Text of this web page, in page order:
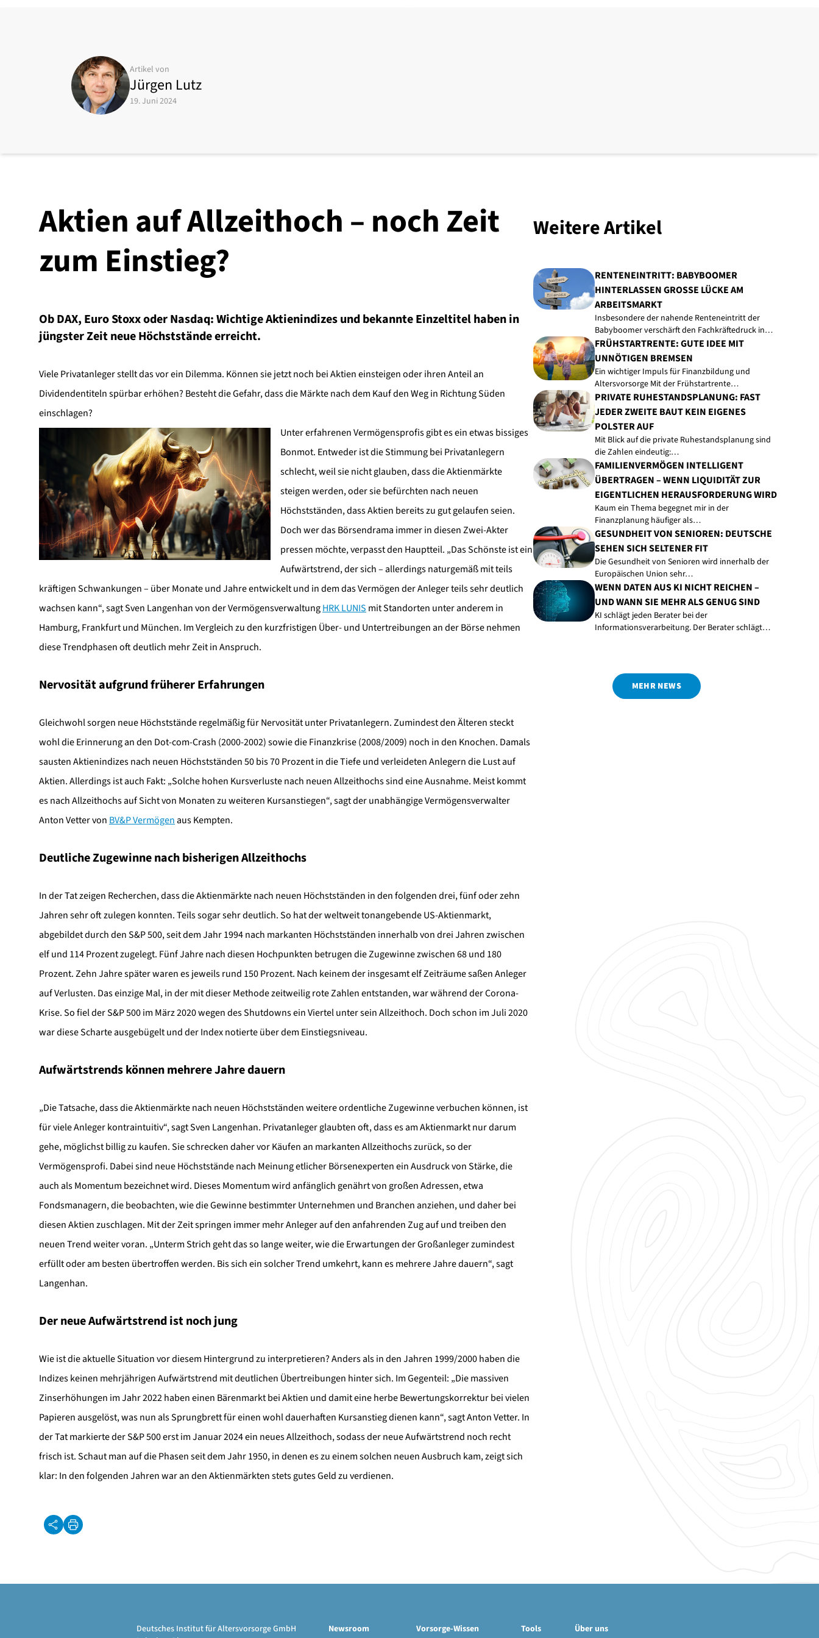
Artikel von
Jürgen Lutz
19. Juni 2024
Aktien auf Allzeithoch – noch Zeit
zum Einstieg?
Ob DAX, Euro Stoxx oder Nasdaq: Wichtige Aktienindizes und bekannte Einzeltitel haben in
jüngster Zeit neue Höchststände erreicht.
Viele Privatanleger stellt das vor ein Dilemma. Können sie jetzt noch bei Aktien einsteigen oder ihren Anteil an
Dividendentiteln spürbar erhöhen? Besteht die Gefahr, dass die Märkte nach dem Kauf den Weg in Richtung Süden
einschlagen?
Unter erfahrenen Vermögensprofis gibt es ein etwas bissiges
Bonmot. Entweder ist die Stimmung bei Privatanlegern
schlecht, weil sie nicht glauben, dass die Aktienmärkte
steigen werden, oder sie befürchten nach neuen
Höchstständen, dass Aktien bereits zu gut gelaufen seien.
Doch wer das Börsendrama immer in diesen Zwei-Akter
pressen möchte, verpasst den Hauptteil. „Das Schönste ist ein
Aufwärtstrend, der sich – allerdings naturgemäß mit teils
kräftigen Schwankungen – über Monate und Jahre entwickelt und in dem das Vermögen der Anleger teils sehr deutlich
wachsen kann“, sagt Sven Langenhan von der VermögensverwaltungHRK LUNIS mit Standorten unter anderem in
Hamburg, Frankfurt und München. Im Vergleich zu den kurzfristigen Über- und Untertreibungen an der Börse nehmen
diese Trendphasen oft deutlich mehr Zeit in Anspruch.
Nervosität aufgrund früherer Erfahrungen
Gleichwohl sorgen neue Höchststände regelmäßig für Nervosität unter Privatanlegern. Zumindest den Älteren steckt
wohl die Erinnerung an den Dot-com-Crash (2000-2002) sowie die Finanzkrise (2008/2009) noch in den Knochen. Damals
sausten Aktienindizes nach neuen Höchstständen 50 bis 70 Prozent in die Tiefe und verleideten Anlegern die Lust auf
Aktien. Allerdings ist auch Fakt: „Solche hohen Kursverluste nach neuen Allzeithochs sind eine Ausnahme. Meist kommt
es nach Allzeithochs auf Sicht von Monaten zu weiteren Kursanstiegen“, sagt der unabhängige Vermögensverwalter
Anton Vetter von BV&P Vermögenaus Kempten.
Deutliche Zugewinne nach bisherigen Allzeithochs
In der Tat zeigen Recherchen, dass die Aktienmärkte nach neuen Höchstständen in den folgenden drei, fünf oder zehn
Jahren sehr oft zulegen konnten. Teils sogar sehr deutlich. So hat der weltweit tonangebende US-Aktienmarkt,
abgebildet durch den S&P 500, seit dem Jahr 1994 nach markanten Höchstständen innerhalb von drei Jahren zwischen
elf und 114 Prozent zugelegt. Fünf Jahre nach diesen Hochpunkten betrugen die Zugewinne zwischen 68 und 180
Prozent. Zehn Jahre später waren es jeweils rund 150 Prozent. Nach keinem der insgesamt elf Zeiträume saßen Anleger
auf Verlusten. Das einzige Mal, in der mit dieser Methode zeitweilig rote Zahlen entstanden, war während der Corona-
Krise. So fiel der S&P 500 im März 2020 wegen des Shutdowns ein Viertel unter sein Allzeithoch. Doch schon im Juli 2020
war diese Scharte ausgebügelt und der Index notierte über dem Einstiegsniveau.
Aufwärtstrends können mehrere Jahre dauern
„Die Tatsache, dass die Aktienmärkte nach neuen Höchstständen weitere ordentliche Zugewinne verbuchen können, ist
für viele Anleger kontraintuitiv“, sagt Sven Langenhan. Privatanleger glaubten oft, dass es am Aktienmarkt nur darum
gehe, möglichst billig zu kaufen. Sie schrecken daher vor Käufen an markanten Allzeithochs zurück, so der
Vermögensprofi. Dabei sind neue Höchststände nach Meinung etlicher Börsenexperten ein Ausdruck von Stärke, die
auch als Momentum bezeichnet wird. Dieses Momentum wird anfänglich genährt von großen Adressen, etwa
Fondsmanagern, die beobachten, wie die Gewinne bestimmter Unternehmen und Branchen anziehen, und daher bei
diesen Aktien zuschlagen. Mit der Zeit springen immer mehr Anleger auf den anfahrenden Zug auf und treiben den
neuen Trend weiter voran. „Unterm Strich geht das so lange weiter, wie die Erwartungen der Großanleger zumindest
erfüllt oder am besten übertroffen werden. Bis sich ein solcher Trend umkehrt, kann es mehrere Jahre dauern“, sagt
Langenhan.
Der neue Aufwärtstrend ist noch jung
Wie ist die aktuelle Situation vor diesem Hintergrund zu interpretieren? Anders als in den Jahren 1999/2000 haben die
Indizes keinen mehrjährigen Aufwärtstrend mit deutlichen Übertreibungen hinter sich. Im Gegenteil: „Die massiven
Zinserhöhungen im Jahr 2022 haben einen Bärenmarkt bei Aktien und damit eine herbe Bewertungskorrektur bei vielen
Papieren ausgelöst, was nun als Sprungbrett für einen wohl dauerhaften Kursanstieg dienen kann“, sagt Anton Vetter. In
der Tat markierte der S&P 500 erst im Januar 2024 ein neues Allzeithoch, sodass der neue Aufwärtstrend noch recht
frisch ist. Schaut man auf die Phasen seit dem Jahr 1950, in denen es zu einem solchen neuen Ausbruch kam, zeigt sich
klar: In den folgenden Jahren war an den Aktienmärkten stets gutes Geld zu verdienen.
Weitere Artikel
RENTENEINTRITT: BABYBOOMER
HINTERLASSEN GROSSE LÜCKE AM A
RBEITSMARKT
Insbesondere der nahende Renteneintritt der
Babyboomer verschärft den Fachkräftedruck in…
FRÜHSTARTRENTE: GUTE IDEE MIT
UNNÖTIGEN BREMSEN
Ein wichtiger Impuls für Finanzbildung und
Altersvorsorge Mit der Frühstartrente…
PRIVATE RUHESTANDSPLANUNG: FAST
JEDER ZWEITE BAUT KEIN EIGENES
POLSTER AUF
Mit Blick auf die private Ruhestandsplanung sind
die Zahlen eindeutig:…
FAMILIENVERMÖGEN INTELLIGENT
ÜBERTRAGEN – WENN LIQUIDITÄT ZUR
EIGENTLICHEN HERAUSFORDERUNG WIRD
Kaum ein Thema begegnet mir in der
Finanzplanung häufiger als…
GESUNDHEIT VON SENIOREN: DEUTSCHE
SEHEN SICH SELTENER FIT
Die Gesundheit von Senioren wird innerhalb der
Europäischen Union sehr…
WENN DATEN AUS KI NICHT REICHEN –
UND WANN SIE MEHR ALS GENUG SIND
KI schlägt jeden Berater bei der
Informationsverarbeitung. Der Berater schlägt…
MEHR NEWS
Deutsches Institut für Altersvorsorge GmbH
Newsroom Vorsorge-Wissen Tools Über uns